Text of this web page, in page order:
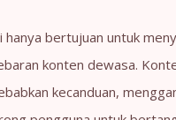
hanya bertujuan untuk
konten dewasa.
kecanduan,